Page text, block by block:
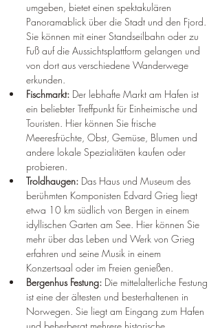
umgeben, bietet einen spektakulären
Panoramablick über die Stadt und den Fjord.
Sie können mit einer Standseilbahn oder zu
Fuß auf die Aussichtsplattform gelangen und
von dort aus verschiedene Wanderwege
erkunden.
Fischmarkt: Der lebhafte Markt am Hafen ist
ein beliebter Treffpunkt für Einheimische und
Touristen. Hier können Sie frische
Meeresfrüchte, Obst, Gemüse, Blumen und
andere lokale Spezialitäten kaufen oder
probieren.
Troldhaugen: Das Haus und Museum des
berühmten Komponisten Edvard Grieg liegt
etwa 10 km südlich von Bergen in einem
idyllischen Garten am See. Hier können Sie
mehr über das Leben und Werk von Grieg
erfahren und seine Musik in einem
Konzertsaal oder im Freien genießen.
Bergenhus Festung: Die mittelalterliche Festung
ist eine der ältesten und besterhaltenen in
Norwegen. Sie liegt am Eingang zum Hafen
und beherbergt mehrere historische